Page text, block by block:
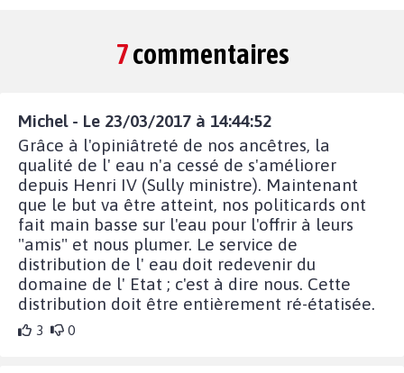
7commentaires
Michel - Le 23/03/2017 à 14:44:52
Grâce à l'opiniâtreté de nos ancêtres, la
qualité de l' eau n'a cessé de s'améliorer
depuis Henri IV (Sully ministre). Maintenant
que le but va être atteint, nos politicards ont
fait main basse sur l'eau pour l'offrir à leurs
"amis" et nous plumer. Le service de
distribution de l' eau doit redevenir du
domaine de l' Etat ; c'est à dire nous. Cette
distribution doit être entièrement ré-étatisée.
3 0